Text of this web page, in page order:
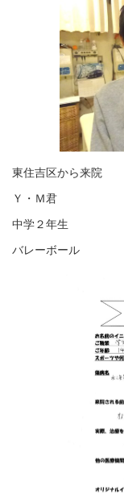
東住吉区から来院
Ｙ・Ｍ君
中学２年生
バレーボール